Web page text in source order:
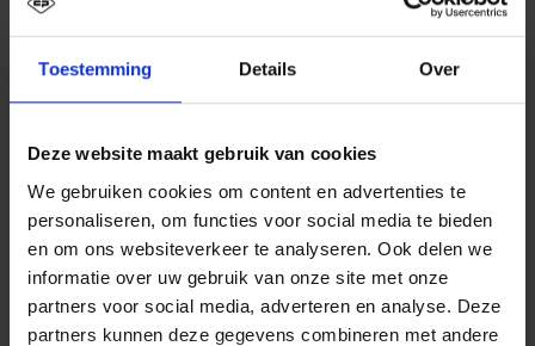
Toestemming Details Over
Deze website maakt gebruik van cookies
We gebruiken cookies om content en advertenties te
personaliseren, om functies voor social media te bieden
en om ons websiteverkeer te analyseren. Ook delen we
informatie over uw gebruik van onze site met onze
partners voor social media, adverteren en analyse. Deze
partners kunnen deze gegevens combineren met andere
spontane bijeenkomsten.
+ Aan de mobiele bijzettafels kunnen korte
met flexibele sta-/zitoplossingen.